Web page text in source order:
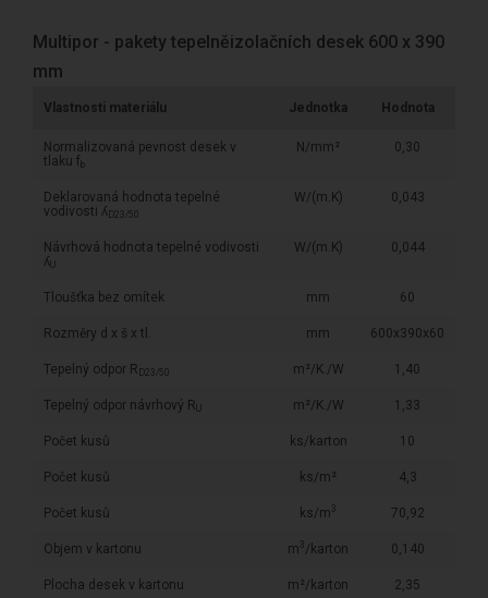
Multipor - pakety tepelněizolačních desek 600 x 390
mm
Vlastnosti materiálu Jednotka Hodnota
Normalizovaná pevnost desek v
tlaku f b
N/mm² 0,30
Deklarovaná hodnota tepelné
vodivosti ʎ D23/50
W/(m.K) 0,043
Návrhová hodnota tepelné vodivosti
ʎ
W/(m.K) 0,044
Tloušťka bez omítek mm 60
Rozměry d x š x tl. mm 600x390x60
Tepelný odpor R D23/50 m²/K./W 1,40
Tepelný odpor návrhový R m²/K./W 1,33
Počet kusů ks/karton 10
Počet kusů ks/m² 4,3
Počet kusů ks/m 3 70,92
Objem v kartonu m 3 /karton 0,140
Plocha desek v kartonu m²/karton 2,35